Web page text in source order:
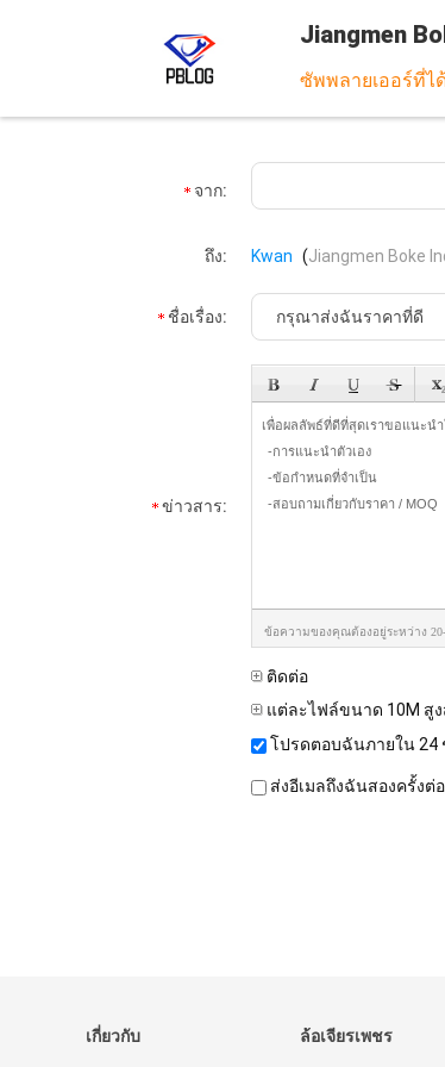
Jiangmen
ซัพพลายเออร์ที่ไ
จาก:
ถึง: Kwan (Jiangmen Boke
ชื่อเรื่อง:
ข่าวสาร:
ข้อความของคุณต้องอยู่ระหว่าง 20-
ติดต่อ
แต่ละไฟล์ขนาด 10M สู
โปรดตอบฉันภายใน 24
ส่งอีเมลถึงฉันสองครั้ง
เกี่ยวกับ ล้อเจียรเพชร